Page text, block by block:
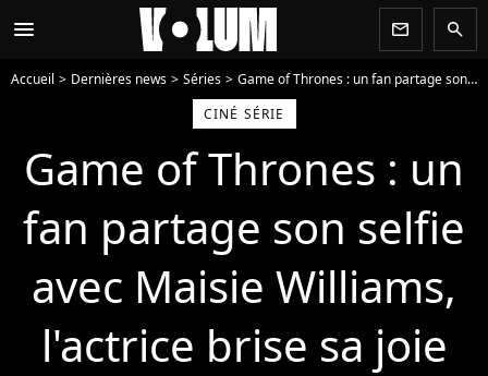
menu newsletter search
Accueil Dernières news Séries
Game of Thrones : un fan partage son selfie avec Maisie Williams, l'actrice brise sa joie
CINÉ SÉRIE
Game of Thrones : un
fan partage son selfie
avec Maisie Williams,
l'actrice brise sa joie